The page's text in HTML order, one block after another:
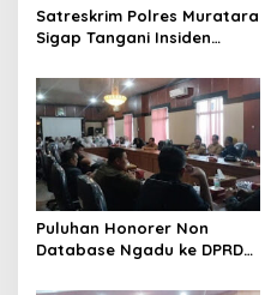
Satreskrim Polres Muratara
Sigap Tangani Insiden
Perbatasan Muba-
Muratara
Puluhan Honorer Non
Database Ngadu ke DPRD